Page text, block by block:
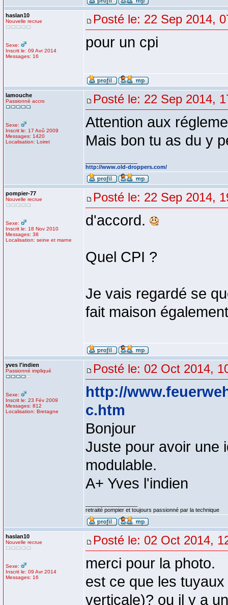
haslan10
Nouvelle recrue
Sexe:
Inscrit le: 09 Avr 2014
Messages: 16
Posté le: 22 Sep 2014,
pour un cpi
lamouche
Passionné accro
Sexe:
Inscrit le: 17 Aoû 2009
Messages: 1420
Localisation: Loiret
Posté le: 22 Sep 2014,
Attention aux
Mais bon tu as du y
http://www.old-droppers.com/
pompier-77
Nouvelle recrue
Sexe:
Inscrit le: 18 Nov 2010
Messages: 38
Localisation: seine et marne
Posté le: 22 Sep 2014,
d'accord.
Quel CPI ?
Je vais regardé se
fait maison
yves l'indien
Passionné impliqué
Sexe:
Inscrit le: 23 Fév 2009
Messages: 812
Localisation: Bretagne
Posté le: 02 Oct 2014,
http://
c.htm
Bonjour
Juste pour avoir une
modulable.
A+ Yves l'indien
retraité pompier et toujours passionné par la technique
haslan10
Nouvelle recrue
Sexe:
Inscrit le: 09 Avr 2014
Messages: 16
Posté le: 02 Oct 2014,
merci pour la photo.
est ce que les
verticale)? ou il y a